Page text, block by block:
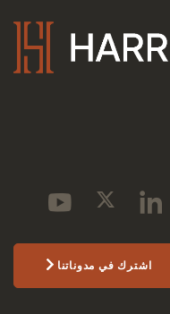
اشترك في مدوناتنا